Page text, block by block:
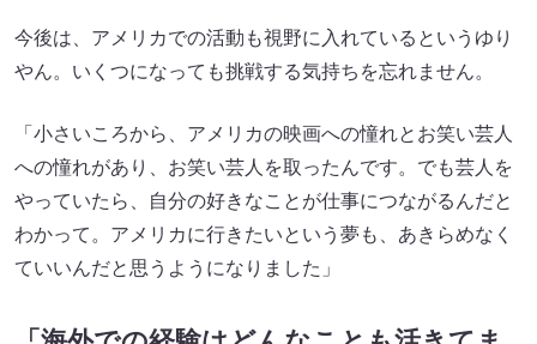
今後は、アメリカでの活動も視野に入れているというゆり
やん。いくつになっても挑戦する気持ちを忘れません。
「小さいころから、アメリカの映画への憧れとお笑い芸人
への憧れがあり、お笑い芸人を取ったんです。でも芸人を
やっていたら、自分の好きなことが仕事につながるんだと
わかって。アメリカに行きたいという夢も、あきらめなく
ていいんだと思うようになりました」